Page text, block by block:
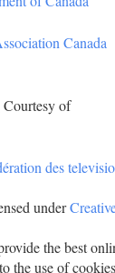
of
under
the best
the use of